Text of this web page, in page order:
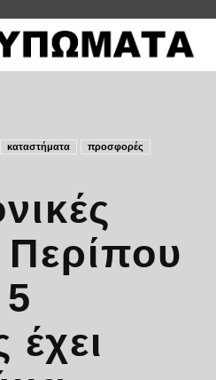
καταστήματα προσφορές